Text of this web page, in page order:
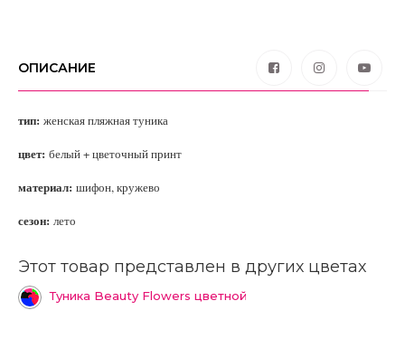
ОПИСАНИЕ
тип: женская пляжная туника
цвет: белый + цветочный принт
материал: шифон, кружево
сезон: лето
Этот товар представлен в других цветах
Туника Beauty Flowers цветной